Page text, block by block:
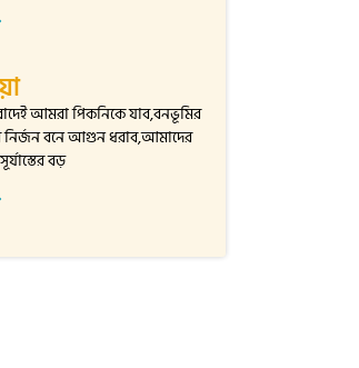
আমরা পিকনিকে যাব,বনভূমির
বনে আগুন ধরাব,আমাদের
বড়